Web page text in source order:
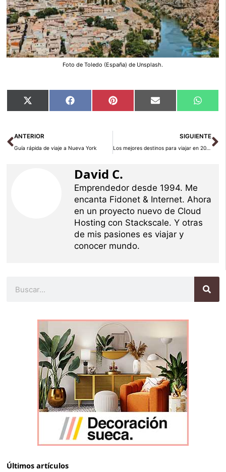
Foto de Toledo (España) de Unsplash.
Compartir
en
X
(Twitter)
Compartir
en
Facebook Compartir
en
Pinterest Compartir
en
Email
en
Ant
ANTERIOR
Guía rápida de viaje a Nueva York
SIGUIENTE
Los mejores destinos para viajar en 2023 según tu signo zodiacal
David C.
Emprendedor desde 1994. Me
encanta Fidonet & Internet. Ahora
en un proyecto nuevo de Cloud
Hosting con Stackscale. Y otras
de mis pasiones es viajar y
conocer mundo.
Últimos artículos